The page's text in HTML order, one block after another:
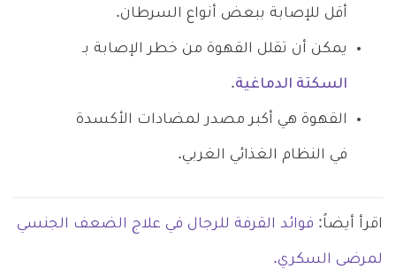
أقل للإصابة ببعض أنواع السرطان.
يمكن أن تقلل القهوة من خطر الإصابة بـ
السكتة الدماغية.
القهوة هي أكبر مصدر لمضادات الأكسدة
في النظام الغذائي الغربي.
اقرأ أيضاً: فوائد القرفة للرجال في علاج الضعف الجنسي
لمرضى السكري.